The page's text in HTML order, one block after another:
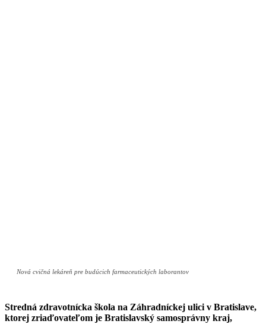
Nová cvičná lekáreň pre budúcich farmaceutických laborantov
Stredná zdravotnícka škola na Záhradníckej ulici v Bratislave,
ktorej zriaďovateľom je Bratislavský samosprávny kraj,